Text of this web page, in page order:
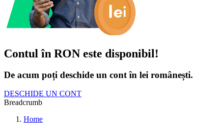
Contul în RON este disponibil!
De acum poți deschide un cont în lei românești.
DESCHIDE UN CONT
Breadcrumb
Home